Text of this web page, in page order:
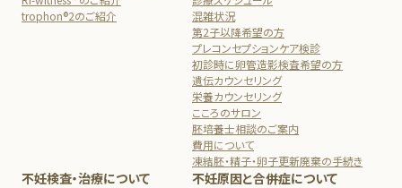
trophon®2のご紹介
混雑状況
第2子以降希望の方
プレコンセプションケア検診
初診時に卵管造影検査希望の方
遺伝カウンセリング
栄養カウンセリング
こころのサロン
胚培養士相談のご案内
費用について
凍結胚・精子・卵子更新廃棄の手続き
不妊検査・治療について 不妊原因と合併症について